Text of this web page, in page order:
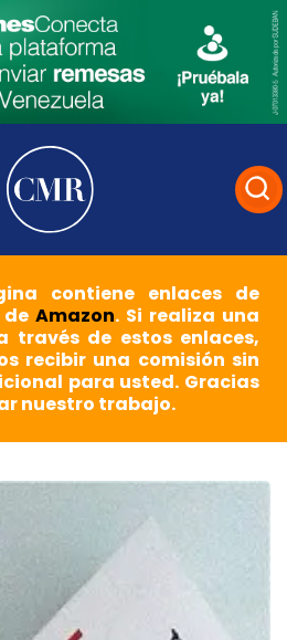
contiene enlaces de
deAmazon. Si realiza una
través de estos enlaces,
recibir una comisión sin
para usted. Gracias
nuestro trabajo.